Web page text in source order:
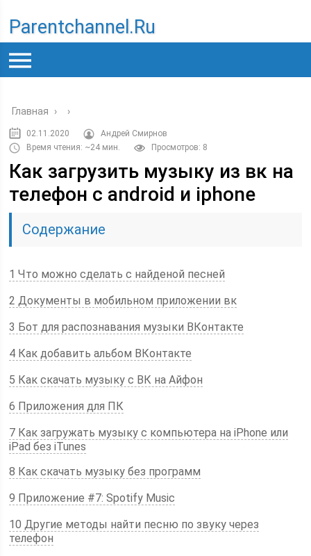
Parentchannel.ru
Главная › ›
02.11.2020
Андрей Смирнов
Время чтения: ~24 мин.
Просмотров: 8
Как загрузить музыку из вк на
телефон c android и iphone
Содержание
1 Что можно сделать с найденой песней
2 Документы в мобильном приложении вк
3 Бот для распознавания музыки ВКонтакте
4 Как добавить альбом ВКонтакте
5 Как скачать музыку с ВК на Айфон
6 Приложения для ПК
7 Как загружать музыку с компьютера на iPhone или
iPad без iTunes
8 Как скачать музыку без программ
9 Приложение #7: Spotify Music
10 Другие методы найти песню по звуку через
телефон